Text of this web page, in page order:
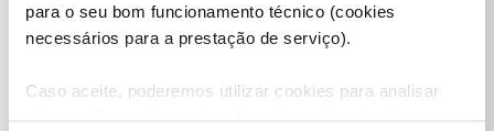
para o seu bom funcionamento técnico (cookies
necessários para a prestação de serviço).
Caso aceite, poderemos utilizar cookies para analisar